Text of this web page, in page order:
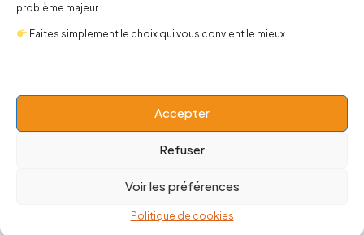
problème majeur.
Faites simplement le choix qui vous convient le mieux.
Accepter
Refuser
Voir les préférences
Politique de cookies
49,90€
20,00€